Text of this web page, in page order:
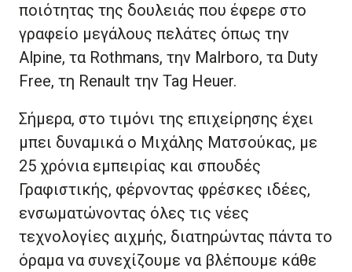
ποιότητας της δουλειάς που έφερε στο
γραφείο μεγάλους πελάτες όπως την
Alpine, τα Rothmans, την Malrboro, τα Duty
Free, τη Renault την Tag Heuer.
Σήμερα, στο τιμόνι της επιχείρησης έχει
μπει δυναμικά ο Μιχάλης Ματσούκας, με
25 χρόνια εμπειρίας και σπουδές
Γραφιστικής, φέρνοντας φρέσκες ιδέες,
ενσωματώνοντας όλες τις νέες
τεχνολογίες αιχμής, διατηρώντας πάντα το
όραμα να συνεχίζουμε να βλέπουμε κάθε